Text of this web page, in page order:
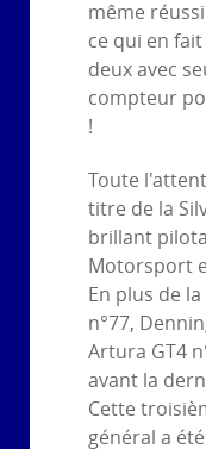
même
ce qui en
deux avec
compteur
!
Toute
titre de la
brillant
Motorsport
En plus de
n°77,
Artura GT4
avant la
Cette
général a